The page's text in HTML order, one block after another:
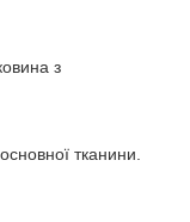
з
тканини.